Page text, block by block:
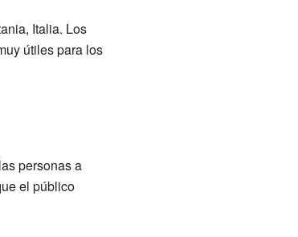
Italia. Los
útiles para los
personas a
el público